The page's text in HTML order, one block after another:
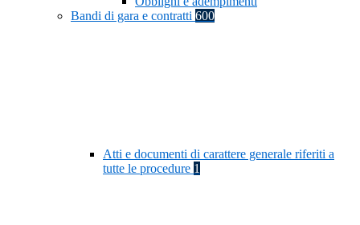
Bandi di gara e contratti 600
Atti e documenti di carattere generale riferiti a
tutte le procedure 1